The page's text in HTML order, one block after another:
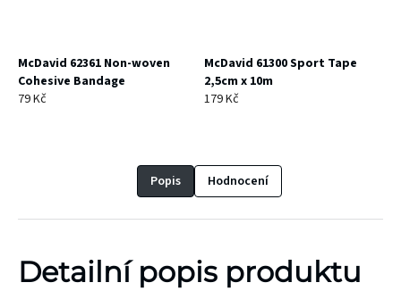
McDavid 62361 Non-woven
Cohesive Bandage
79 Kč
McDavid 61300 Sport Tape
2,5cm x 10m
179 Kč
Popis Hodnocení
Detailní popis produktu